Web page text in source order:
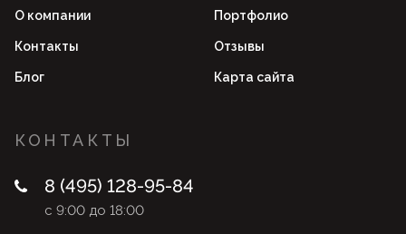
О компании Портфолио
Контакты Отзывы
Блог Карта сайта
КОНТАКТЫ
8 (495) 128-95-84
с 9:00 до 18:00